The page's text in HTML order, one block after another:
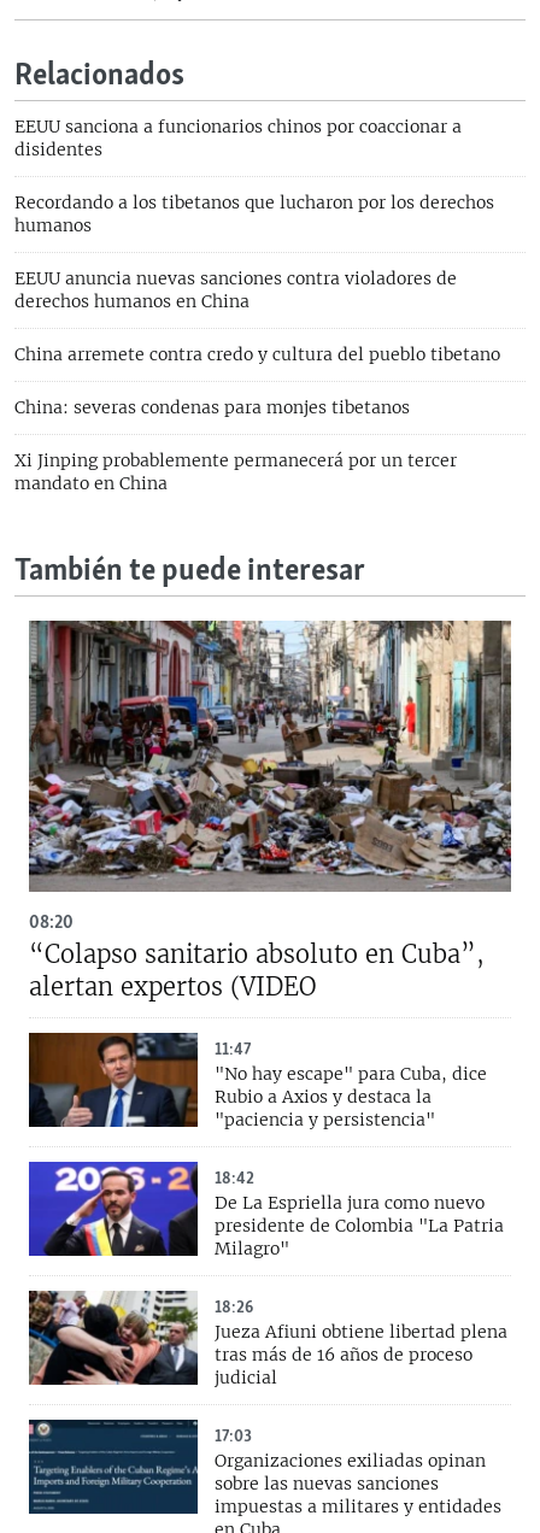
Relacionados
EEUU sanciona a funcionarios chinos por coaccionar a
disidentes
Recordando a los tibetanos que lucharon por los derechos
humanos
EEUU anuncia nuevas sanciones contra violadores de
derechos humanos en China
China arremete contra credo y cultura del pueblo tibetano
China: severas condenas para monjes tibetanos
Xi Jinping probablemente permanecerá por un tercer
mandato en China
También te puede interesar
08:20
“Colapso sanitario absoluto en Cuba”,
alertan expertos (VIDEO
11:47
"No hay escape" para Cuba, dice
Rubio a Axios y destaca la
"paciencia y persistencia"
18:42
De La Espriella jura como nuevo
presidente de Colombia "La Patria
Milagro"
18:26
Jueza Afiuni obtiene libertad plena
tras más de 16 años de proceso
judicial
17:03
Organizaciones exiliadas opinan
sobre las nuevas sanciones
impuestas a militares y entidades